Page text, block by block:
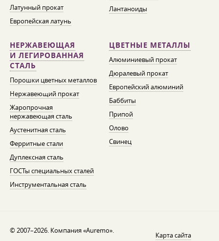
Латунный прокат
Европейская латунь
Лантаноиды
НЕРЖАВЕЮЩАЯ
И ЛЕГИРОВАННАЯ
СТАЛЬ
Порошки цветных металлов
Нержавеющий прокат
Жаропрочная
нержавеющая сталь
Аустенитная сталь
Ферритные стали
Дуплексная сталь
ГОСТы специальных сталей
Инструментальная сталь
ЦВЕТНЫЕ МЕТАЛЛЫ
Алюминиевый прокат
Дюралевый прокат
Европейский алюминий
Баббиты
Припой
Олово
Свинец
© 2007–2026. Компания «Auremo».
Карта сайта